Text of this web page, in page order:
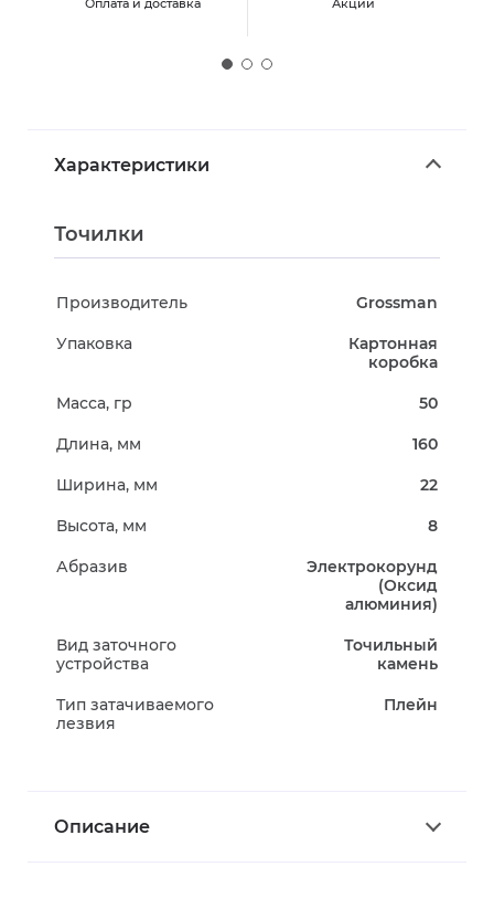
Оплата и доставка Акции
Характеристики
Точилки
Производитель Grossman
Упаковка
Картонная
коробка
Масса, гр 50
Длина, мм 160
Ширина, мм 22
Высота, мм 8
Абразив
Электрокорунд
(Оксид
алюминия)
Вид заточного
устройства
Точильный
камень
Тип затачиваемого
лезвия
Плейн
Описание